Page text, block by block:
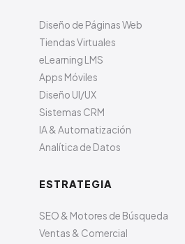
Diseño de Páginas Web
Tiendas Virtuales
eLearning LMS
Apps Móviles
Diseño UI/UX
Sistemas CRM
IA & Automatización
Analítica de Datos
ESTRATEGIA
SEO & Motores de Búsqueda
Ventas & Comercial